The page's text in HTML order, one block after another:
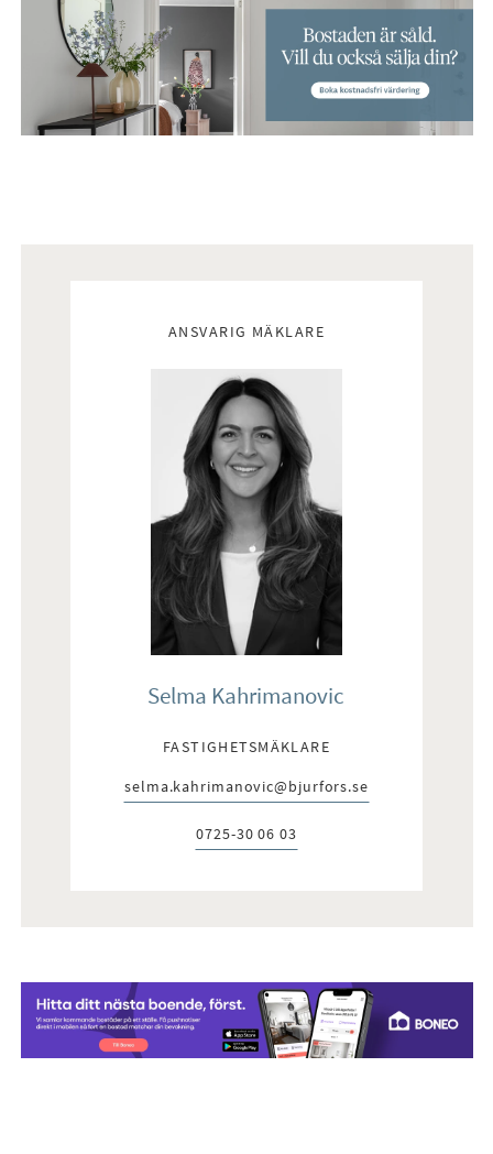
ANSVARIG MÄKLARE
Selma Kahrimanovic
FASTIGHETSMÄKLARE
E-post:
selma.kahrimanovic@bjurfors.se
Telefon:
0725-30 06 03